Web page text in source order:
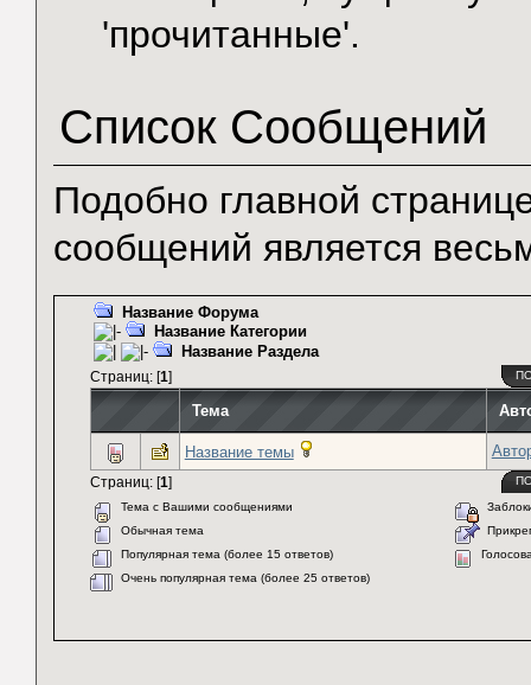
'прочитанные'.
Список Сообщений
Подобно главной
сообщений является
Название Форума
Название Категории
Название Раздела
Страниц: [1]
Тема
Название темы
Страниц: [1]
Тема с Вашими сообщениями
Обычная тема
Популярная тема (более 15 ответов)
Очень популярная тема (более 25 ответов)